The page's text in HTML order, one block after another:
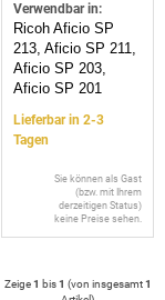
Verwendbar in:
Ricoh Aficio SP
213, Aficio SP 211,
Aficio SP 203,
Aficio SP 201
Lieferbar in 2-3
Tagen
Sie können als Gast
(bzw. mit Ihrem
derzeitigen Status)
keine Preise sehen.
Zeige1 bis1 (von insgesamt1